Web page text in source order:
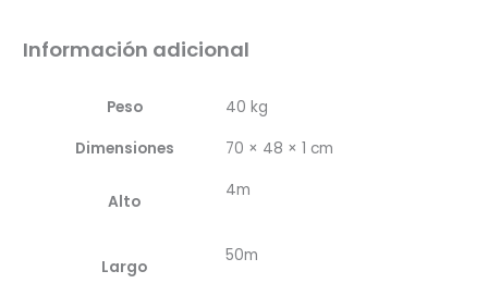
Información adicional
Peso
40 kg
Dimensiones
70 × 48 × 1 cm
Alto
4m
Largo
50m